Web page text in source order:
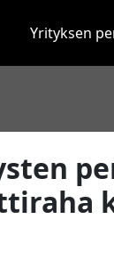
Yrityksen